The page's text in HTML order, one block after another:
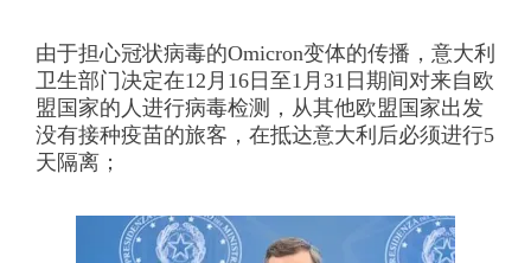
由于担心冠状病毒的Omicron变体的传播，意大利
卫生部门决定在12月16日至1月31日期间对来自欧
盟国家的人进行病毒检测，从其他欧盟国家出发
没有接种疫苗的旅客，在抵达意大利后必须进行5
天隔离；